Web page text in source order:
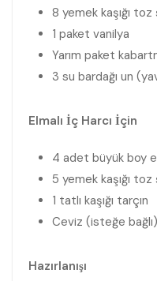
8 yemek kaşığı toz
1 paket vanilya
Yarım paket
3 su bardağı un
Elmalı İç Harcı İçin
4 adet büyük boy
5 yemek kaşığı toz
1 tatlı kaşığı tarçın
Ceviz (isteğe bağlı)
Hazırlanışı